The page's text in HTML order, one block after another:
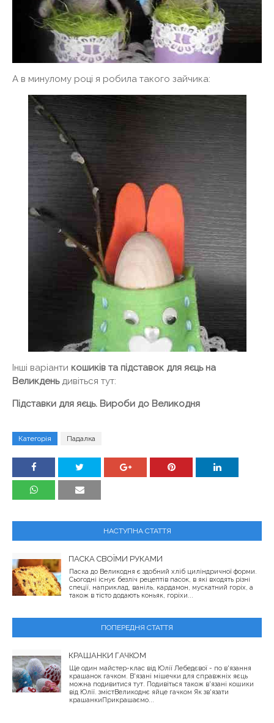
А в минулому році я робила такого зайчика:
Інші варіанти кошиків та підставок для яєць на
Великденьдивіться тут:
Підставки для яєць. Вироби до Великодня
Категорія Падалка
НАСТУПНА СТАТТЯ
ПАСКА СВОЇМИ РУКАМИ
Паска до Великодня є здобний хліб циліндричної форми.
Сьогодні існує безліч рецептів пасок, в які входять різні
спеції, наприклад, ваніль, кардамон, мускатний горіх, а
також в тісто додають коньяк, горіхи...
ПОПЕРЕДНЯ СТАТТЯ
КРАШАНКИ ГАЧКОМ
Ще один майстер-клас від Юлії Лебедєвої - по в'язання
крашанок гачком. В'язані мішечки для справжніх яєць
можна подивитися тут. Подивіться також в'язані кошики
від Юлії. змістВеликоднє яйце гачком Як зв'язати
крашанкиПрикрашаємо...